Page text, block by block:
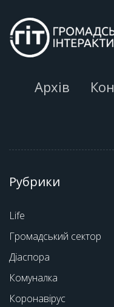
Архів
Рубрики
Life
Громадський сектор
Діаспора
Комуналка
Коронавірус